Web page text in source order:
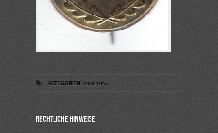
KATEGORIEN: 1933-1945
Rechtliche Hinweise